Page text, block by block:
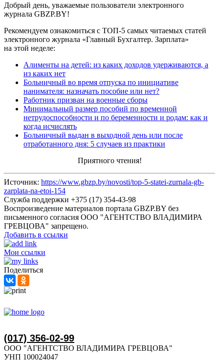
Добрый день, уважаемые пользователи электронного
журнала GBZP.BY!
Рекомендуем ознакомиться с ТОП-5 самых читаемых статей
электронного журнала «Главный Бухгалтер. Зарплата»
на этой неделе:
Алименты на детей: из каких доходов удерживаются, а
из каких нет
Больничный во время отпуска по инициативе
нанимателя: назначать пособие или нет?
Работник призван на военные сборы
Минимальный размер пособий по временной
нетрудоспособности и по беременности и родам: как и
когда исчислять
Больничный выдан в выходной день или после
отработанного дня: 5 случаев из практики
Приятного чтения!
Источник: https://www.gbzp.by/novosti/top-5-statei-zurnala-gb-
zarplata-na-etoi-154
Служба поддержки +375 (17) 354-43-98
Воспроизведение материалов портала GBZP.BY без
письменного согласия OOO "АГЕНТСТВО ВЛАДИМИРА
ГРЕВЦОВА" запрещено.
Добавить в ссылки
Мои ссылки
Поделиться
(017) 356-02-99
ООО "АГЕНТСТВО ВЛАДИМИРА ГРЕВЦОВА"
УНП 100024047